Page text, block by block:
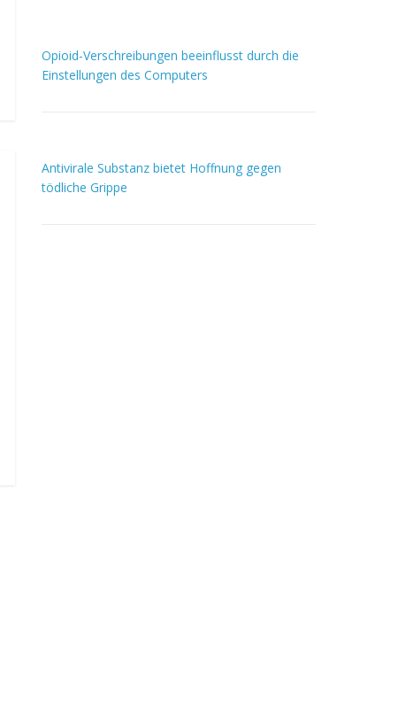
Opioid-Verschreibungen beeinflusst durch die
Einstellungen des Computers
Antivirale Substanz bietet Hoffnung gegen
tödliche Grippe